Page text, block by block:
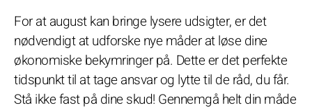
For at august kan bringe lysere udsigter, er det
nødvendigt at udforske nye måder at løse dine
økonomiske bekymringer på. Dette er det perfekte
tidspunkt til at tage ansvar og lytte til de råd, du får.
Stå ikke fast på dine skud! Gennemgå helt din måde